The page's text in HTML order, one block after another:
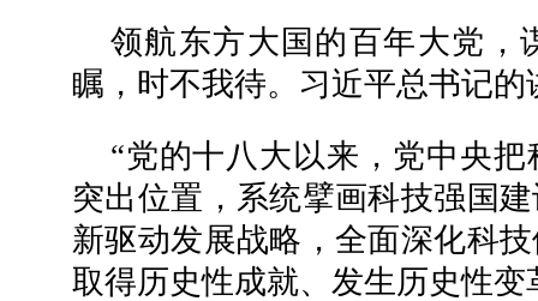
领航东方大国的百年大党，
瞩，时不我待。习近平总书记
“党的十八大以来，党中央
突出位置，系统擘画科技强国
新驱动发展战略，全面深化科
取得历史性成就、发生历史性变